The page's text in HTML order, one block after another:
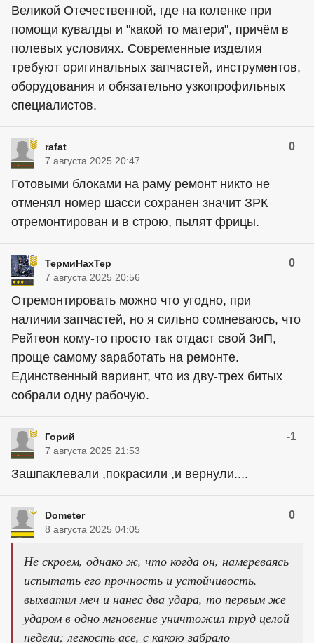
Великой Отечественной, где на коленке при
помощи кувалды и "какой то матери", причём в
полевых условиях. Современные изделия
требуют оригинальных запчастей, инструментов,
оборудования и обязательно узкопрофильных
специалистов.
rafat 0
7 августа 2025 20:47
Готовыми блоками на раму ремонт никто не
отменял номер шасси сохранен значит ЗРК
отремонтирован и в строю, пылят фрицы.
ТермиНахТер 0
7 августа 2025 20:56
Отремонтировать можно что угодно, при
наличии запчастей, но я сильно сомневаюсь, что
Рейтеон кому-то просто так отдаст свой ЗиП,
проще самому заработать на ремонте.
Единственный вариант, что из дву-трех битых
собрали одну рабочую.
Горий -1
7 августа 2025 21:53
Зашпаклевали ,покрасили ,и вернули....
Dometer 0
8 августа 2025 04:05
Не скроем, однако ж, что когда он, намереваясь
испытать его прочность и устойчивость,
выхватил меч и нанес два удара, то первым же
ударом в одно мгновение уничтожил труд целой
недели; легкость асе, с какою забрало